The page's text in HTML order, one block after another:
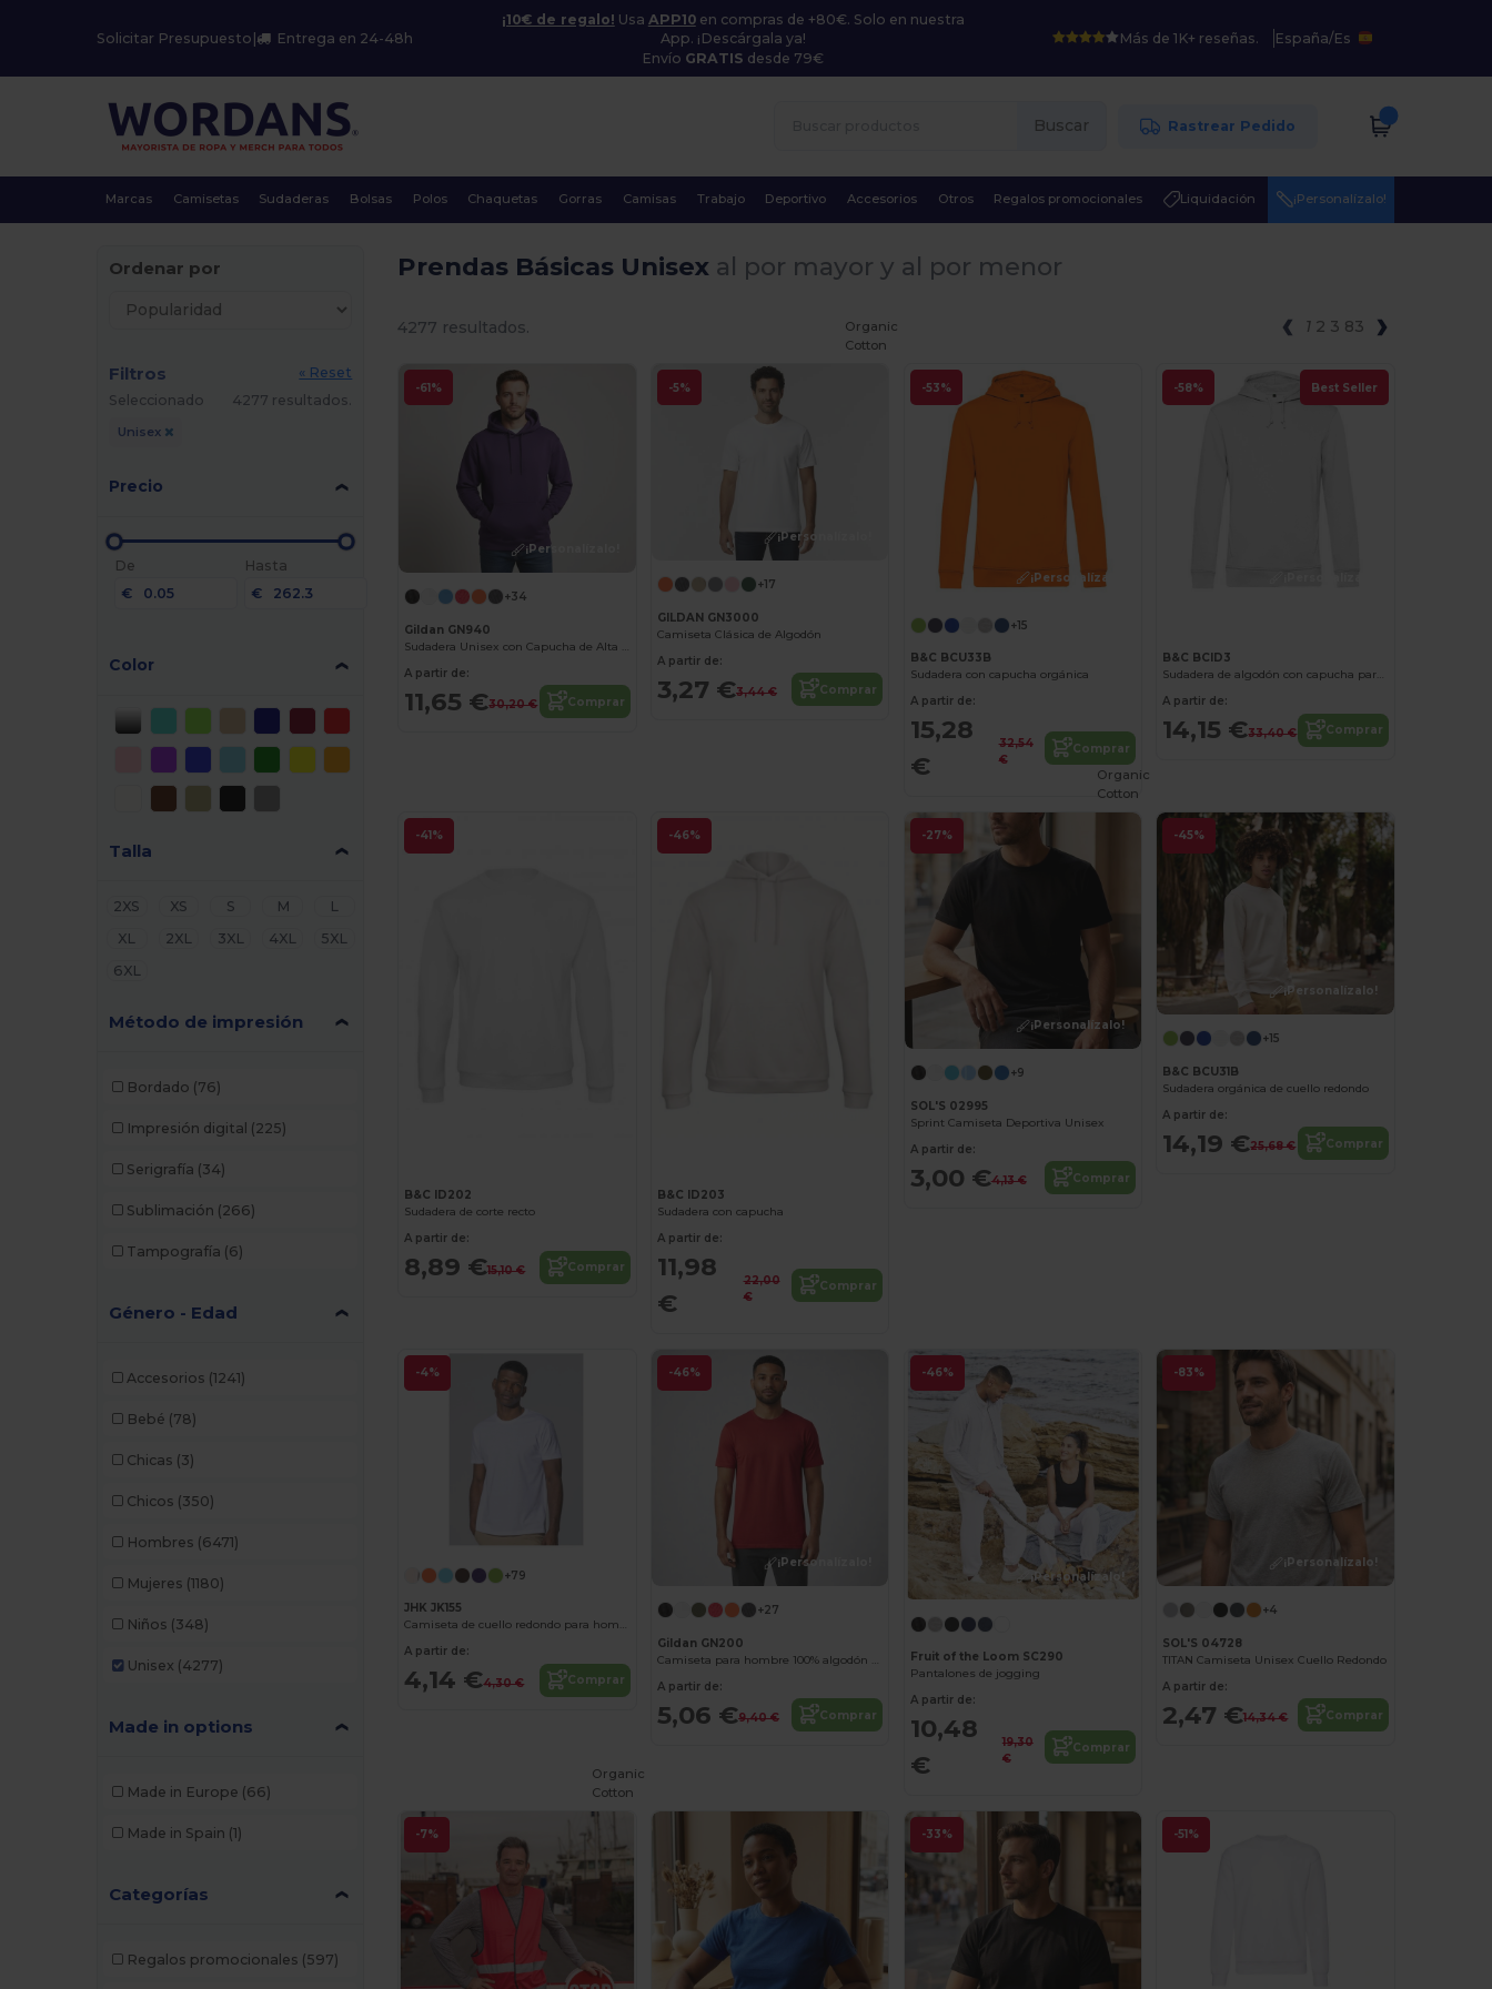
Solicitar Presupuesto Entrega en 24-48h
¡10€ de regalo! Usa APP10en compras de +80€. Solo en nuestra
App. ¡Descárgala ya!
Envío GRATIS desde 79€
Más de 1K+ reseñas. España/Es
Buscar Rastrear Pedido
Marcas Camisetas Sudaderas Bolsas Polos Chaquetas Gorras Camisas Trabajo Deportivo Accesorios Otros Regalos promocionales Liquidación ¡Personalízalo!
Ordenar por
Filtros
« Reset
Seleccionado
4277 resultados.
Unisex
Precio
De
€
Hasta
€
Color
Talla
2XS XS S M
L
XL
2XL 3XL 4XL
5XL
6XL
Método de impresión
Bordado (76)
Impresión digital (225)
Serigrafía (34)
Sublimación (266)
Tampografía (6)
Género - Edad
Accesorios (1241)
Bebé (78)
Chicas (3)
Chicos (350)
Hombres (6471)
Mujeres (1180)
Niños (348)
Unisex (4277)
Made in options
Made in Europe (66)
Made in Spain (1)
Categorías
Regalos promocionales (597)
Prendas Básicas Unisex al por mayor y al por menor
4277 resultados. 1 2 3 83
-61%
¡Personalízalo!
+34
Gildan GN940
Sudadera Unisex con Capucha de Alta Calidad Gildan
A partir de:
11,65 €30,20 € Comprar
-5%
¡Personalízalo!
+17
GILDAN GN3000
Camiseta Clásica de Algodón
A partir de:
3,27 €3,44 € Comprar
-53%
Organic
Cotton
¡Personalízalo!
+15
B&C BCU33B
Sudadera con capucha orgánica
A partir de:
15,28
€
32,54
€
Comprar
-58% Best Seller
B&C BCID3
Sudadera de algodón con capucha para hombre y mujer
A partir de:
14,15 €33,40 € Comprar
-41%
B&C ID202
Sudadera de corte recto
A partir de:
8,89 €15,10 € Comprar
-46%
B&C ID203
Sudadera con capucha
A partir de:
11,98
€
22,00
€
Comprar
-27%
¡Personalízalo!
+9
SOL'S 02995
Sprint Camiseta Deportiva Unisex
A partir de:
3,00 €4,13 € Comprar
-45%
Organic
Cotton
¡Personalízalo!
+15
B&C BCU31B
Sudadera orgánica de cuello redondo
A partir de:
14,19 €25,68 € Comprar
-4%
+79
JHK JK155
Camiseta de cuello redondo para hombre 155
A partir de:
4,14 €4,30 € Comprar
-46%
¡Personalízalo!
+27
Gildan GN200
Camiseta para hombre 100% algodón Ultra-T
A partir de:
5,06 €9,40 € Comprar
-46%
¡Personalízalo!
Fruit of the Loom SC290
Pantalones de jogging
A partir de:
10,48
€
19,30
€
Comprar
-83%
¡Personalízalo!
+4
SOL'S 04728
TITAN Camiseta Unisex Cuello Redondo
A partir de:
2,47 €14,34 € Comprar
-7%
Organic
Cotton
-33% -51%